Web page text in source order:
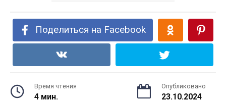
Поделиться на Facebook
Время чтения
4 мин.
Опубликовано
23.10.2024